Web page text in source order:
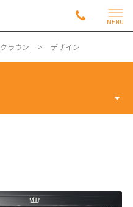
MENU
クラウン デザイン